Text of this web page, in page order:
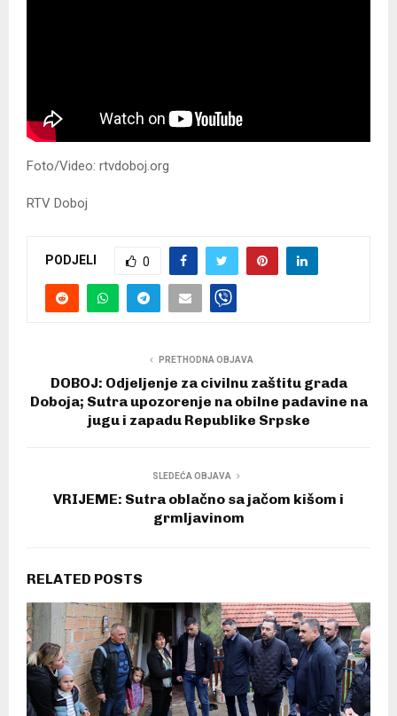
Foto/Video: rtvdoboj.org
RTV Doboj
PODJELI 0
PRETHODNA OBJAVA
DOBOJ: Odjeljenje za civilnu zaštitu grada
Doboja; Sutra upozorenje na obilne padavine na
jugu i zapadu Republike Srpske
SLEDEĆA OBJAVA
VRIJEME: Sutra oblačno sa jačom kišom i
grmljavinom
RELATED POSTS